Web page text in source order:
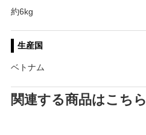
約6kg
生産国
ベトナム
関連する商品はこちら